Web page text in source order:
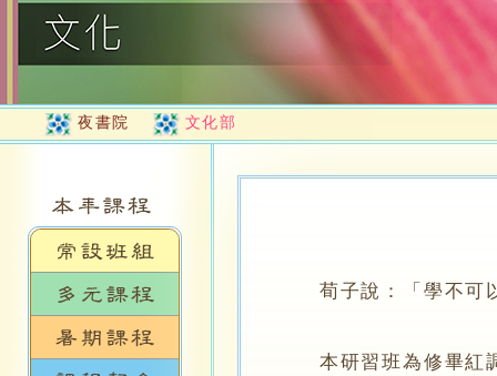
夜書院 文化部
荀子說：「學不可以
本研習班為修畢紅調